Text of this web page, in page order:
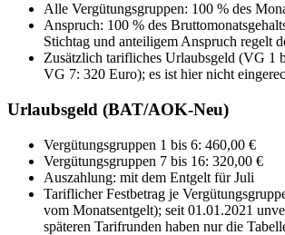
Alle Vergütungsgruppen: 100 % des
Anspruch: 100 % des
Stichtag und anteiligem Anspruch regelt
Zusätzlich tarifliches Urlaubsgeld (VG 1
VG 7: 320 Euro); es ist hier nicht
Urlaubsgeld (BAT/AOK-Neu)
Vergütungsgruppen 1 bis 6: 460,00 €
Vergütungsgruppen 7 bis 16: 320,00 €
Auszahlung: mit dem Entgelt fürJuli
Tariflicher Festbetrag je
vom Monatsentgelt); seit 01.01.2021
späteren Tarifrunden haben nur die